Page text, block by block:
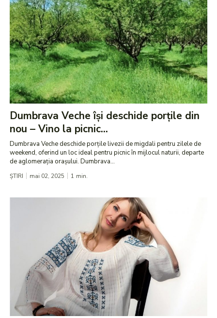
Dumbrava Veche își deschide porțile din
nou – Vino la picnic...
Dumbrava Veche deschide porțile livezii de migdali pentru zilele de
weekend, oferind un loc ideal pentru picnic în mijlocul naturii, departe
de aglomerația orașului. Dumbrava...
ȘTIRI mai 02, 2025 1 min.